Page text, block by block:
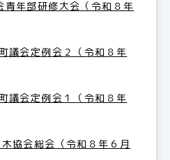
青年部研修大会（令和８年
議会定例会２（令和８年
議会定例会１（令和８年
協会総会（令和８年６月